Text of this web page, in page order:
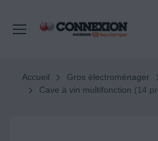
Accueil Gros électroménager
Cave à vin multifonction (14